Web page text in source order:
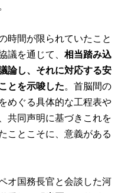
時間が限られていたこと
議を通じて、相当踏み込
論し、それに対応する安
とを示唆した。首脳間の
めぐる具体的な工程表や
共同声明に基づきこれを
ことこそに、意義がある
オ国務長官と会談した河